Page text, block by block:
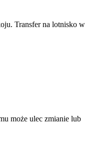
Transfer na lotnisko w
może ulec zmianie lub